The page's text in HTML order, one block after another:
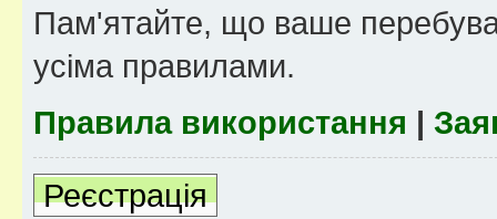
Пам'ятайте, що ваше
усіма правилами.
Правила використання |
Реєстрація